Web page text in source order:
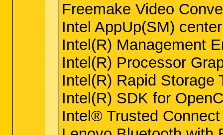
Freemake Video
Intel AppUp(SM)
Intel(R) Management
Intel(R) Processor
Intel(R) Rapid Storage
Intel(R) SDK for
Intel® Trusted